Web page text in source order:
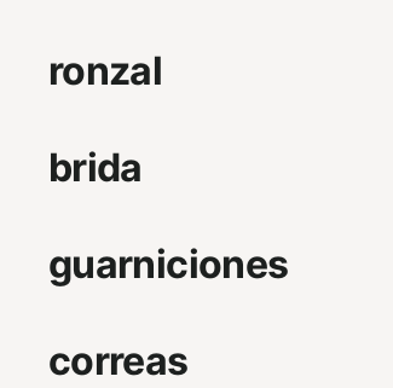
ronzal
brida
guarniciones
correas